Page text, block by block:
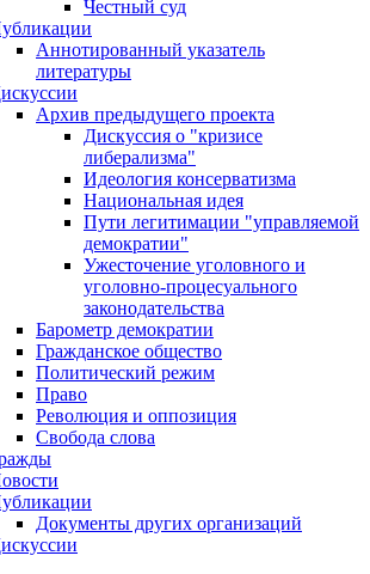
Честный суд
Аннотированный указатель
литературы
Архив предыдущего проекта
Дискуссия о "кризисе
либерализма"
Идеология консерватизма
Национальная идея
Пути легитимации "управляемой
демократии"
Ужесточение уголовного и
уголовно-процесуального
законодательства
Барометр демократии
Гражданское общество
Политический режим
Право
Революция и оппозиция
Свобода слова
Документы других организаций